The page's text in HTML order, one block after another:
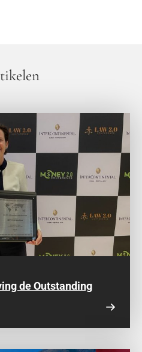
de Outstanding